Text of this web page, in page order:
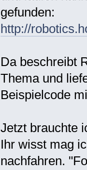
gefunden:
http://
Da beschreibt
Thema und
Beispielcode
Jetzt brauchte
Ihr wisst mag
nachfahren.